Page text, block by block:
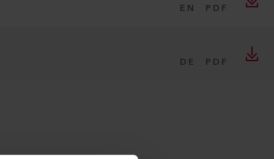
EN PDF
DE PDF